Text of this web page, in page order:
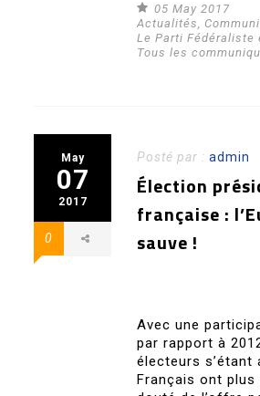
05 May 2017
Actualités
Le Parti Fédéraliste
Tous les
May
07
2017
0
Posté par :admin
Élection
française :
sauve !
Avec une
par rapport à
électeurs s’étant
Français ont plus